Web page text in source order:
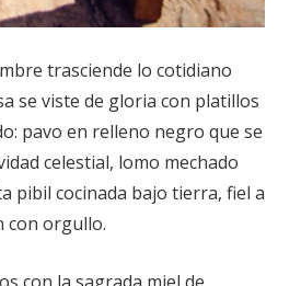
trasciende lo cotidiano
se viste de gloria con platillos
pavo en relleno negro que se
celestial, lomo mechado
pibil cocinada bajo tierra, fiel a
con orgullo.